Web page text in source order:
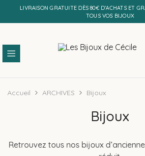
LIVRAISON GRATUITE DÈS 80€ D’ACHATS ET
TOUS VOS BIJOUX
Les
de
Bijoux
et
Accueil ARCHIVES Bijoux
Bijoux
Retrouvez tous nos bijoux